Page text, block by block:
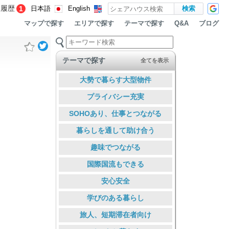
歴 1 日本語 English
マップで探す エリアで探す テーマで探す Q&A ブログ
テーマで探す 全てを表示
大勢で暮らす大型物件
プライバシー充実
SOHOあり、仕事とつながる
暮らしを通して助け合う
趣味でつながる
国際国流もできる
安心安全
学びのある暮らし
旅人、短期滞在者向け